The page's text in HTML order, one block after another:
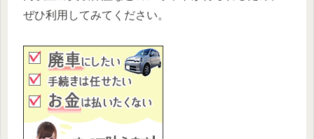
ぜひ利用してみてください。